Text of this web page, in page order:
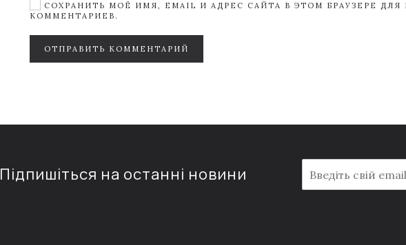
СОХРАНИТЬ МОЁ ИМЯ, EMAIL И АДРЕС САЙТА В ЭТОМ БРАУЗЕРЕ
КОММЕНТАРИЕВ.
ОТПРАВИТЬ КОММЕНТАРИЙ
Підпишіться на останні новини
m
a